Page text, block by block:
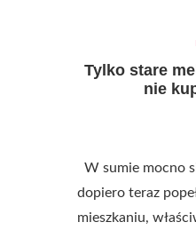
Tylko stare
nie
W sumie mocno
dopiero teraz
mieszkaniu,